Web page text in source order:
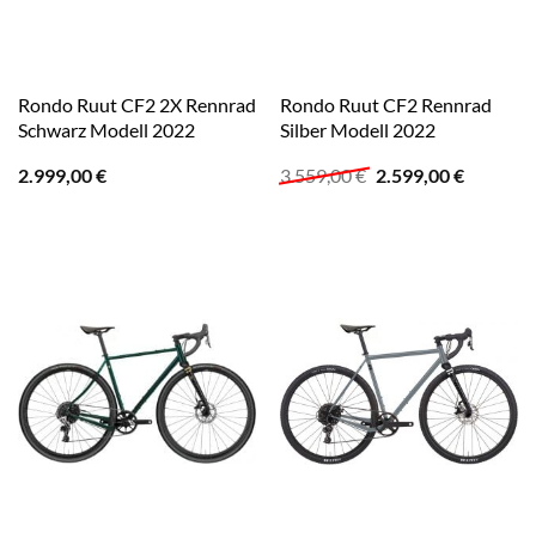
Rondo Ruut CF2 2X Rennrad
Schwarz Modell 2022
2.999,00€
Rondo Ruut CF2 Rennrad
Silber Modell 2022
3.559,00€ Ursprünglicher
2.599,00€